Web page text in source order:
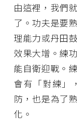
由這裡，我們
了。功夫是要
理能力或丹田
效果大增。練
能自衛迎戰。
會有「對練」
防，也是為了
化。